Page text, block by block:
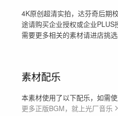
4K原创超清实拍，达芬奇后期
途请购买企业授权或企业PLUS
需要更多相关的素材请进店挑选
素材配乐
本素材使用了以下配乐，如需
更多正版BGM，就上光厂音乐